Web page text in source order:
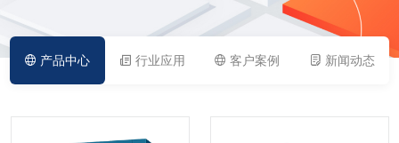
产品中心 行业应用 客户案例 新闻动态